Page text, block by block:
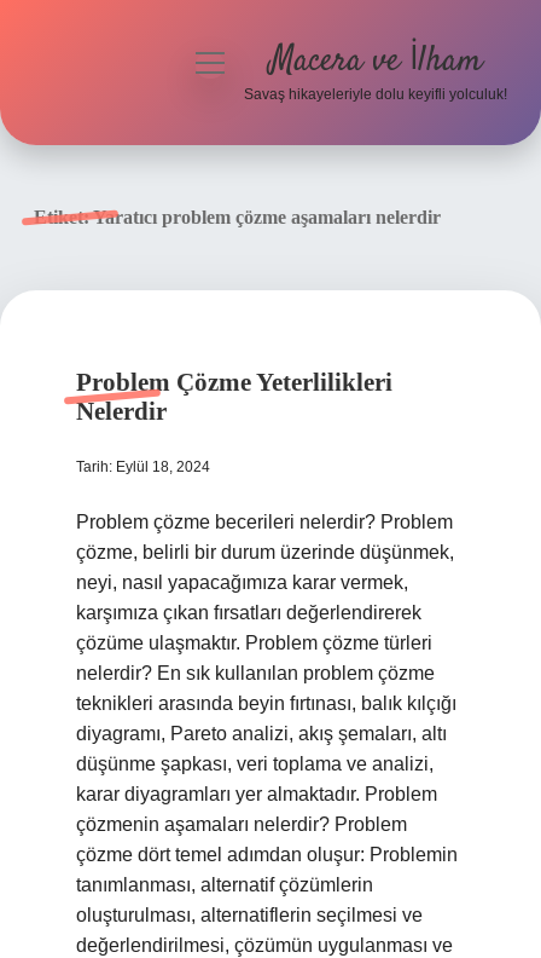
menüyüMacera ve İlham
Savaş hikayeleriyle dolu keyifli yolculuk!
Etiket:Yaratıcı problem çözme aşamaları nelerdir
Problem Çözme Yeterlilikleri
Nelerdir
Tarih: Eylül 18, 2024
Problem çözme becerileri nelerdir? Problem
çözme, belirli bir durum üzerinde düşünmek,
neyi, nasıl yapacağımıza karar vermek,
karşımıza çıkan fırsatları değerlendirerek
çözüme ulaşmaktır. Problem çözme türleri
nelerdir? En sık kullanılan problem çözme
teknikleri arasında beyin fırtınası, balık kılçığı
diyagramı, Pareto analizi, akış şemaları, altı
düşünme şapkası, veri toplama ve analizi,
karar diyagramları yer almaktadır. Problem
çözmenin aşamaları nelerdir? Problem
çözme dört temel adımdan oluşur: Problemin
tanımlanması, alternatif çözümlerin
oluşturulması, alternatiflerin seçilmesi ve
değerlendirilmesi, çözümün uygulanması ve